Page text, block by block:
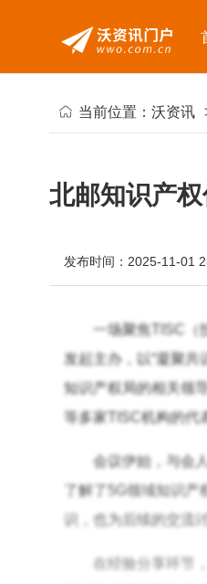
当前位置： 沃资讯
北邮知识产
发布时间：2025-11-01
一场聚焦TISC（
发起主办，以“凝聚
知识产权局的相关领
等多家TISC机构的
会议伊始，与会
了解了5G领域知识
识，也为后续的交流
在经验分享环节